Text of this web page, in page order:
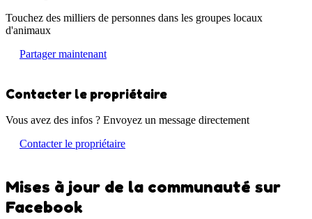
Touchez des milliers de personnes dans les groupes locaux
d'animaux
Partager maintenant
Contacter le propriétaire
Vous avez des infos ? Envoyez un message directement
Contacter le propriétaire
Mises à jour de la communauté sur
Facebook